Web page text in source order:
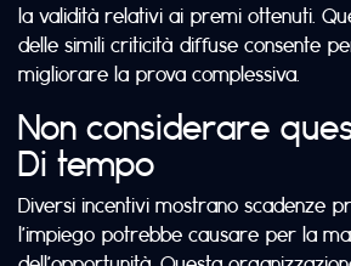
la validità relativi ai premi ottenuti.
delle simili criticità diffuse consente
migliorare la prova complessiva.
Non considerare
Di tempo
Diversi incentivi mostrano scadenze
l’impiego potrebbe causare per la